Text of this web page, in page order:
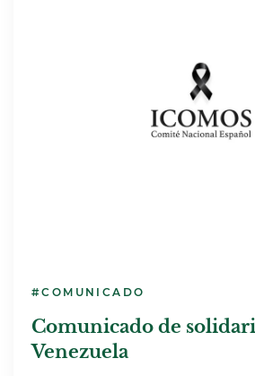
#COMUNICADO
Comunicado de
Venezuela